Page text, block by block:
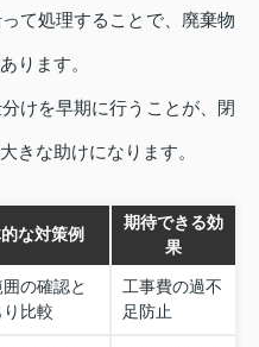
て処理することで、廃棄物
ります。
けを早期に行うことが、閉
きな助けになります。
な対策例
期待できる効
果
の確認と
り比較
工事費の過不
足防止